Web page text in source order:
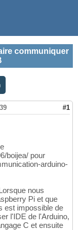
communiquer
#1
boijea/ pour
arduino-
nous
Pi et que
est impossible de
l'IDE de l'Arduino,
C et ensuite